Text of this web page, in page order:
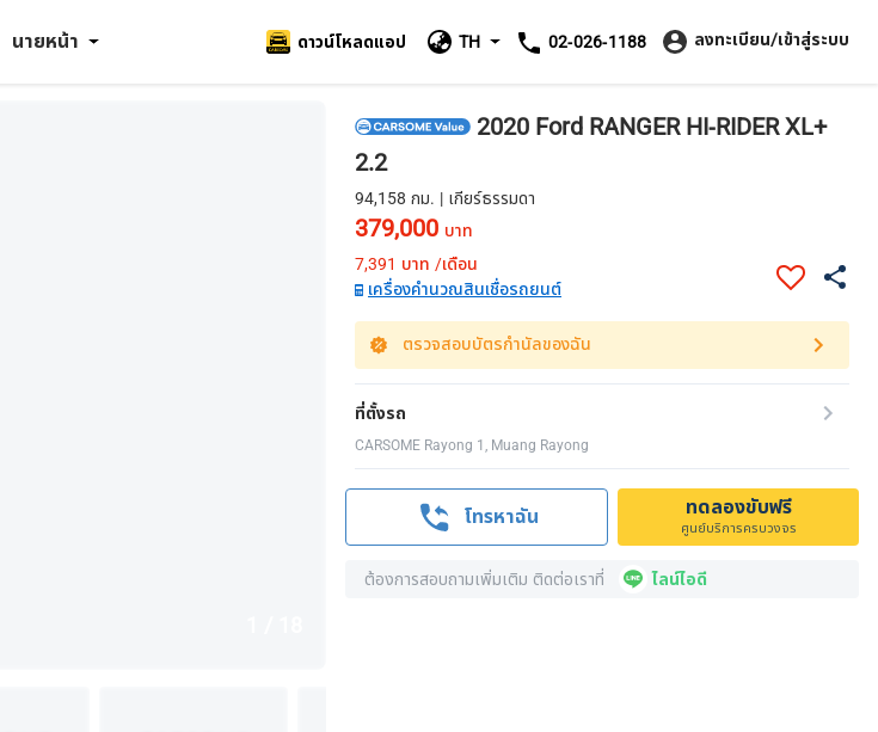
นายหน้า 02-026-1188
TH
ดาวน์โหลดแอป ลงทะเบียน/เข้าสู่ระบบ
2020 Ford RANGER HI-RIDER XL+
2.2
94,158 กม. | เกียร์ธรรมดา
379,000 บาท
7,391 บาท /เดือน
เครื่องคำนวณสินเชื่อรถยนต์
ตรวจสอบบัตรกำนัลของฉัน
ที่ตั้งรถ
CARSOME Rayong 1, Muang Rayong
โทรหาฉัน ทดลองขับฟรี
ศูนย์บริการครบวงจร
ต้องการสอบถามเพิ่มเติม ติดต่อเราที่ ไลน์ไอดี